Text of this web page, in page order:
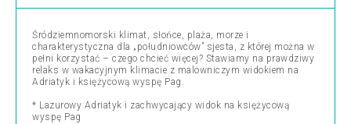
Śródziemnomorski klimat, słońce, plaża, morze i
charakterystyczna dla „południowców” sjesta, z której można w
pełni korzystać – czego chcieć więcej? Stawiamy na prawdziwy
relaks w wakacyjnym klimacie z malowniczym widokiem na
Adriatyk i księżycową wyspę Pag.
* Lazurowy Adriatyk i zachwycający widok na księżycową
wyspę Pag